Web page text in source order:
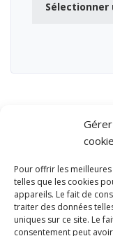
Pour offrir les
telles que les cookies
appareils. Le fait de
traiter des données
uniques sur ce site. Le
consentement peut